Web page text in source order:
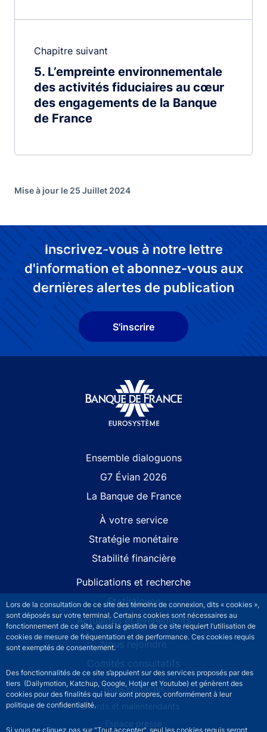
Lors de la consultation de ce site des témoins de connexion, dits « cookies »,
sont déposés sur votre terminal. Certains cookies sont nécessaires au
fonctionnement de ce site, aussi la gestion de ce site requiert l’utilisation de
cookies de mesure de fréquentation et de performance. Ces cookies requis
sont exemptés de consentement.
Des fonctionnalités de ce site s’appuient sur des services proposés par des
tiers (Dailymotion, Katchup, Google, Hotjar et Youtube) et génèrent des
cookies pour des finalités qui leur sont propres, conformément à leur
politique de confidentialité.
Si vous ne cliquez pas sur "Tout accepter", seul les cookies requis seront
Chapitre suivant
5 L’empreinte environnementale
des activités fiduciaires au cœur
des engagements de la Banque
de France
Mise à jour le 25 Juillet 2024
Inscrivez-vous à notre lettre
d'information et abonnez-vous aux
dernières alertes de publication
S'inscrire
Ensemble dialoguons
G7 Évian 2026
La Banque de France
À votre service
Stratégie monétaire
Stabilité financière
Publications et recherche
Statistiques
Actualités et événements
Nous rejoindre
Comités consultatifs
Footer secondary menuNous contacter
Sourds et malentendants
Espace presse